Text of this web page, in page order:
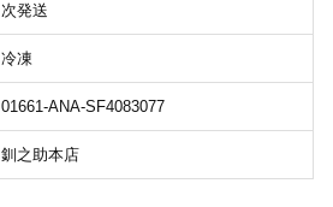
次発送
冷凍
01661-ANA-SF4083077
釧之助本店